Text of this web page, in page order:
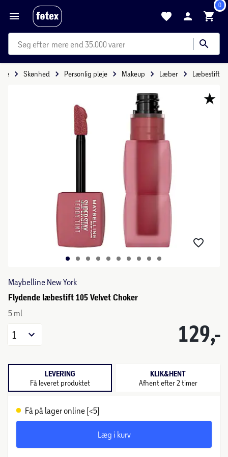
0
mere end 35.000 varer
Skønhed Personlig pleje Makeup Læber Læbestift
Maybelline New York
Flydende læbestift 105 Velvet Choker
5 ml
129,-
1
LEVERING
Få leveret produktet
KLIK&HENT
Afhent efter 2 timer
Få på lager online (<5)
Læg i kurv